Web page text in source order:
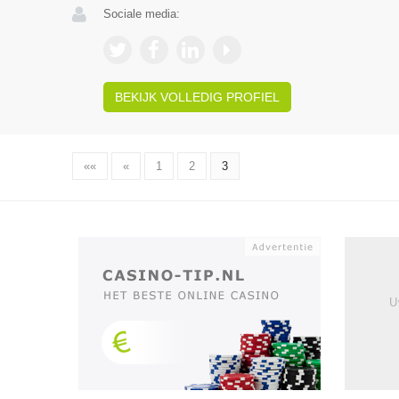
Sociale media:
BEKIJK VOLLEDIG PROFIEL
«« « 1 2 3